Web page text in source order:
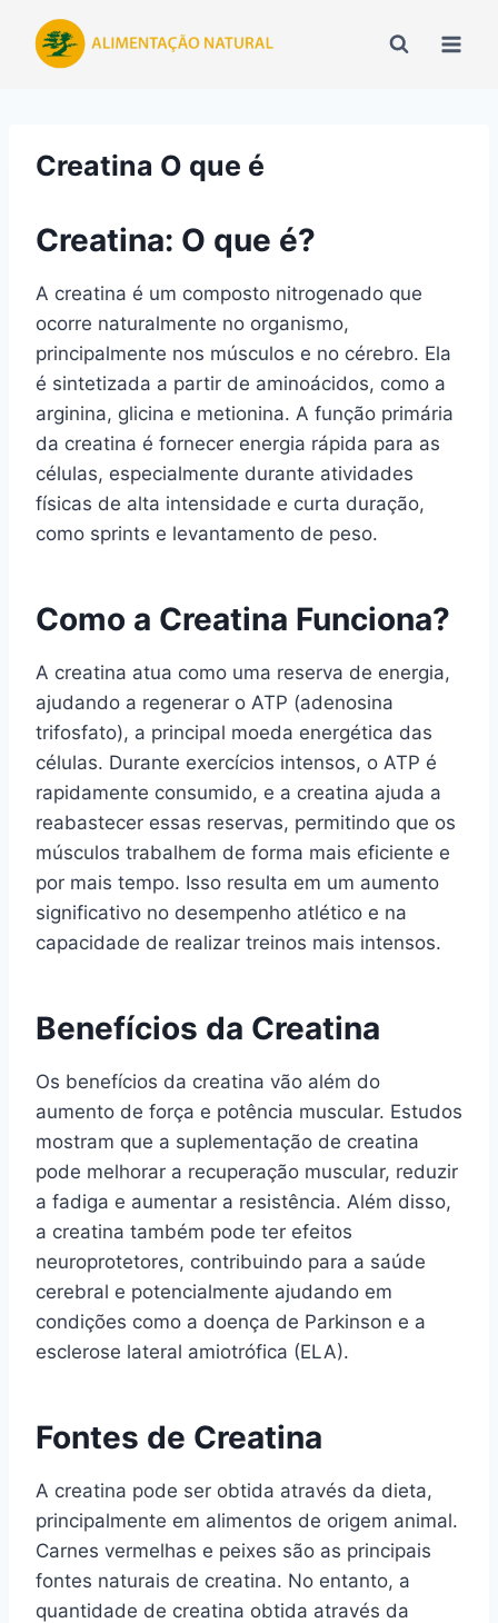
para
Creatina O que é
Creatina: O que é?
A creatina é um composto nitrogenado que
ocorre naturalmente no organismo,
principalmente nos músculos e no cérebro. Ela
é sintetizada a partir de aminoácidos, como a
arginina, glicina e metionina. A função primária
da creatina é fornecer energia rápida para as
células, especialmente durante atividades
físicas de alta intensidade e curta duração,
como sprints e levantamento de peso.
Como a Creatina Funciona?
A creatina atua como uma reserva de energia,
ajudando a regenerar o ATP (adenosina
trifosfato), a principal moeda energética das
células. Durante exercícios intensos, o ATP é
rapidamente consumido, e a creatina ajuda a
reabastecer essas reservas, permitindo que os
músculos trabalhem de forma mais eficiente e
por mais tempo. Isso resulta em um aumento
significativo no desempenho atlético e na
capacidade de realizar treinos mais intensos.
Benefícios da Creatina
Os benefícios da creatina vão além do
aumento de força e potência muscular. Estudos
mostram que a suplementação de creatina
pode melhorar a recuperação muscular, reduzir
a fadiga e aumentar a resistência. Além disso,
a creatina também pode ter efeitos
neuroprotetores, contribuindo para a saúde
cerebral e potencialmente ajudando em
condições como a doença de Parkinson e a
esclerose lateral amiotrófica (ELA).
Fontes de Creatina
A creatina pode ser obtida através da dieta,
principalmente em alimentos de origem animal.
Carnes vermelhas e peixes são as principais
fontes naturais de creatina. No entanto, a
quantidade de creatina obtida através da